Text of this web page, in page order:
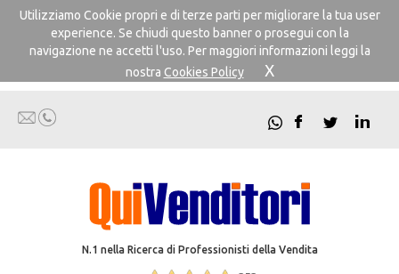
Utilizziamo Cookie propri e di terze parti per migliorare la tua user
experience. Se chiudi questo banner o prosegui con la
navigazione ne accetti l'uso. Per maggiori informazioni leggi la
nostra Cookies Policy X
N.1 nella Ricerca di Professionisti della Vendita